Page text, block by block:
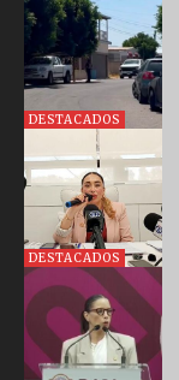
DESTACADOS
DESTACADOS